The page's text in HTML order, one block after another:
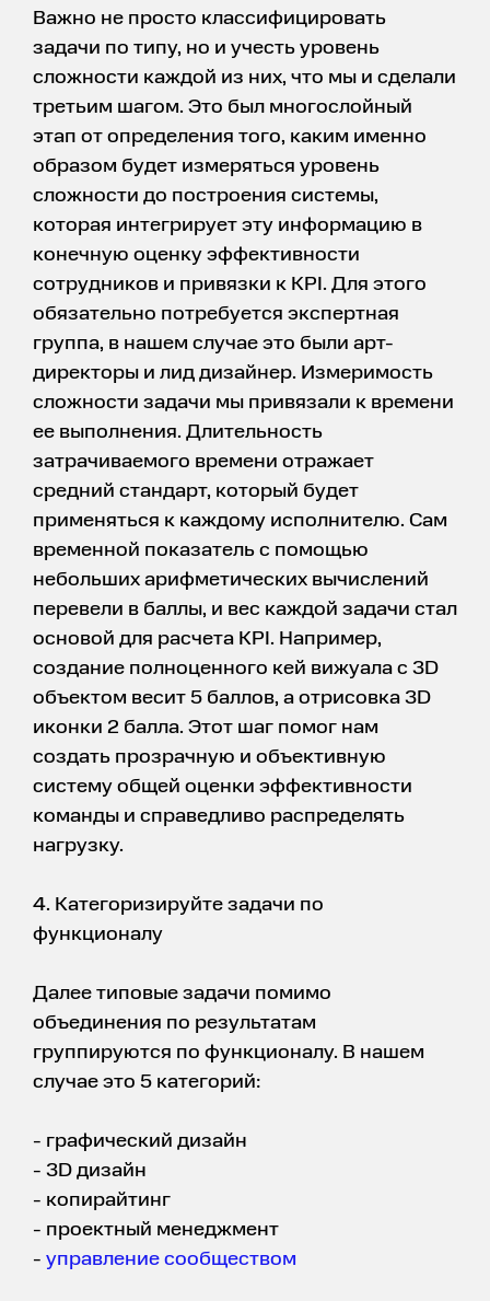
Важно не просто классифицировать
задачи по типу, но и учесть уровень
сложности каждой из них, что мы и сделали
третьим шагом. Это был многослойный
этап от определения того, каким именно
образом будет измеряться уровень
сложности до построения системы,
которая интегрирует эту информацию в
конечную оценку эффективности
сотрудников и привязки к KPI. Для этого
обязательно потребуется экспертная
группа, в нашем случае это были арт-
директоры и лид дизайнер. Измеримость
сложности задачи мы привязали к времени
ее выполнения. Длительность
затрачиваемого времени отражает
средний стандарт, который будет
применяться к каждому исполнителю. Сам
временной показатель с помощью
небольших арифметических вычислений
перевели в баллы, и вес каждой задачи стал
основой для расчета KPI. Например,
создание полноценного кей вижуала с 3D
объектом весит 5 баллов, а отрисовка 3D
иконки 2 балла. Этот шаг помог нам
создать прозрачную и объективную
систему общей оценки эффективности
команды и справедливо распределять
нагрузку.
4. Категоризируйте задачи по
функционалу
Далее типовые задачи помимо
объединения по результатам
группируются по функционалу. В нашем
случае это 5 категорий:
- графический дизайн
- 3D дизайн
- копирайтинг
- проектный менеджмент
- управление сообществом